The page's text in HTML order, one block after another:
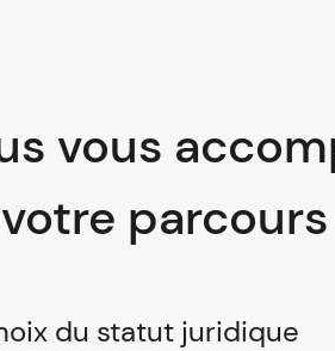
vous
du statut juridique